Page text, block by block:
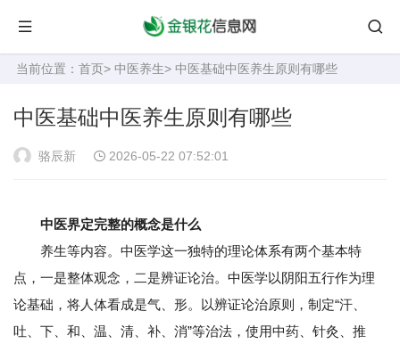
当前位置： 首页> 中医养生> 中医基础中医养生原则有哪些
中医基础中医养生原则有哪些
骆辰新 2026-05-22 07:52:01
中医界定完整的概念是什么
养生等内容。中医学这一独特的理论体系有两个基本特
点，一是整体观念，二是辨证论治。中医学以阴阳五行作为理
论基础，将人体看成是气、形。以辨证论治原则，制定“汗、
吐、下、和、温、清、补、消”等治法，使用中药、针灸、推